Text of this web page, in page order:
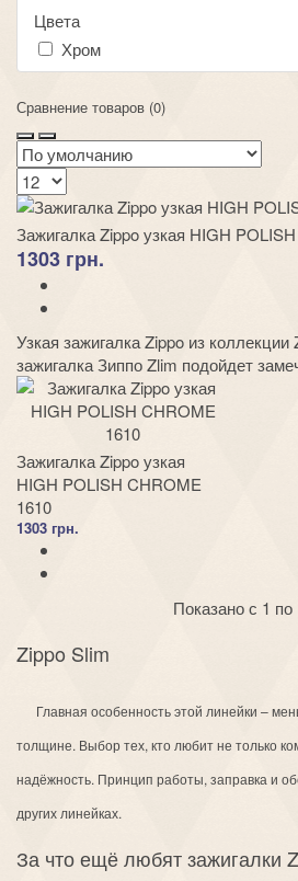
Цвета
Хром
Сравнение товаров (0)
Зажигалка Zippo узкая HIGH
1303 грн.
Узкая зажигалка Zippo из
зажигалка Зиппо Zlim подойдет
Зажигалка Zippo узкая
HIGH POLISH CHROME
1610
1303 грн.
Показано с 1 по
Zippo Slim
Главная особенность этой линейки –
толщине. Выбор тех, кто любит не только
надёжность. Принцип работы, заправка и
других линейках.
За что ещё любят зажигалки